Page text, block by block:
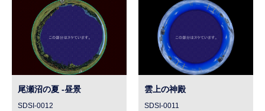
尾瀬沼の夏 -昼景
SDSI-0012
雲上の神殿
SDSI-0011